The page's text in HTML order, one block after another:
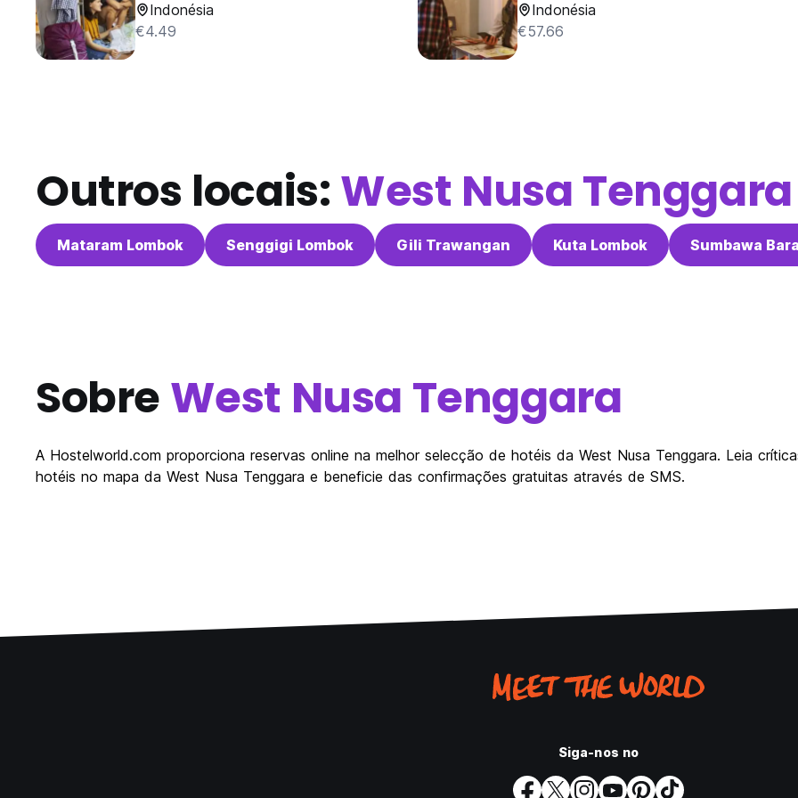
Indonésia
€4.49
Indonésia
€57.66
Outros locais:West Nusa Tenggara
Mataram Lombok Senggigi Lombok Gili Trawangan Kuta Lombok Sumbawa
SobreWest Nusa Tenggara
A Hostelworld.com proporciona reservas online na melhor selecção de hotéis da West Nusa Tenggara. Leia
hotéis no mapa da West Nusa Tenggara e beneficie das confirmações gratuitas através de SMS.
Siga-nos no